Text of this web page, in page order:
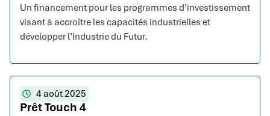
Un financement pour les programmes d’investissement
visant à accroître les capacités industrielles et
développer l’Industrie du Futur.
4 août 2025
Prêt Touch 4